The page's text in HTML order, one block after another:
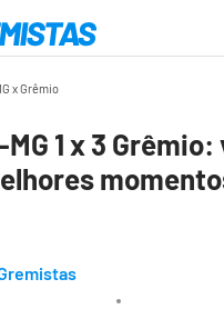
x Grêmio
1 x 3 Grêmio: